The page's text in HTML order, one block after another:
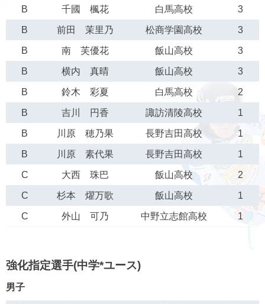
B 千國 楓花 白馬高校 3
B 前田 茉里乃 松商学園高校 3
B 南 芙優花 飯山高校 3
B 横内 真晴 飯山高校 3
B 鈴木 彩夏 白馬高校 2
B 吉川 円香 諏訪清陵高校 1
B 川原 穂乃果 長野吉田高校 1
B 川原 素代果 長野吉田高校 1
C 大西 珠巴 飯山高校 2
C 杉本 燿万歌 飯山高校 1
C 外山 可乃 中野立志館高校 1
強化指定選手(中学*ユース)
男子